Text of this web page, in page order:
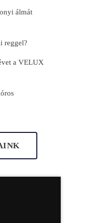
álmát
reggel?
a VELUX